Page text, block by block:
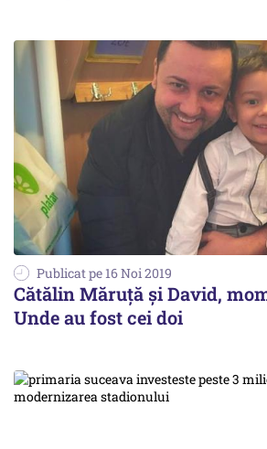
Publicat pe 16 Noi 2019
Cătălin Măruță și David,
Unde au fost cei doi